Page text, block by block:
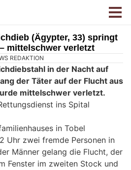
(Ägypter, 33) springt
mittelschwer verletzt
REDAKTION
in der Nacht auf
der Täter auf der Flucht aus
mittelschwer verletzt.
ins Spital
in Tobel
Uhr zwei fremde Personen in
Männer gelang die Flucht, der
Fenster im zweiten Stock und